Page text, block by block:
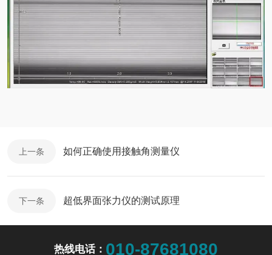
上一条 如何正确使用接触角测量仪
下一条 超低界面张力仪的测试原理
热线电话： 010-87681080